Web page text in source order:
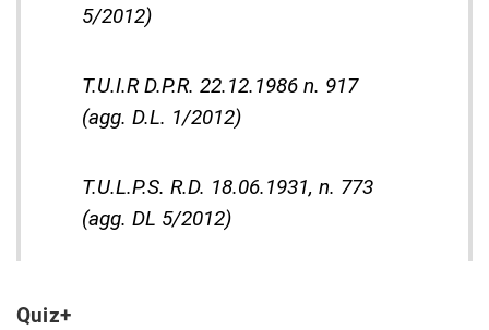
5/2012)
T.U.I.R D.P.R. 22.12.1986 n. 917
(agg. D.L. 1/2012)
T.U.L.P.S. R.D. 18.06.1931, n. 773
(agg. DL 5/2012)
Quiz+